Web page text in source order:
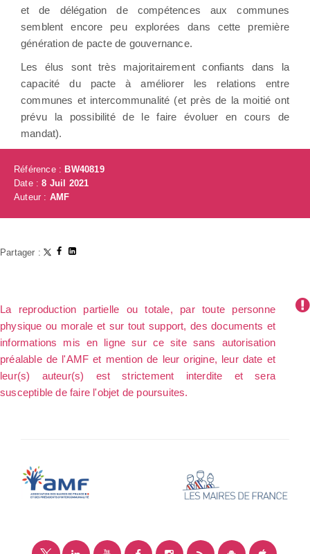
et de délégation de compétences aux communes
semblent encore peu explorées dans cette première
génération de pacte de gouvernance.
Les élus sont très majoritairement confiants dans la
capacité du pacte à améliorer les relations entre
communes et intercommunalité (et près de la moitié ont
prévu la possibilité de le faire évoluer en cours de
mandat).
Référence :BW40819
Date :8 Juil 2021
Auteur : AMF
Partager :
La reproduction partielle ou totale, par toute personne
physique ou morale et sur tout support, des documents et
informations mis en ligne sur ce site sans autorisation
préalable de l'AMF et mention de leur origine, leur date et
leur(s) auteur(s) est strictement interdite et sera
susceptible de faire l'objet de poursuites.